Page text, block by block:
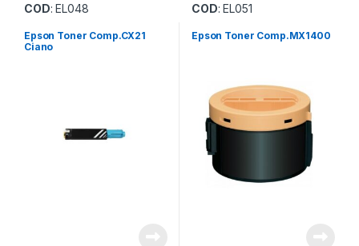
COD: EL048
Epson Toner Comp.CX21
Ciano
COD: EL051
Epson Toner Comp.MX1400